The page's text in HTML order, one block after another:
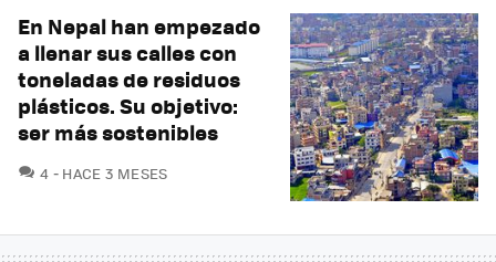
En Nepal han empezado
a llenar sus calles con
toneladas de residuos
plásticos. Su objetivo:
ser más sostenibles
4 COMENTARIOS
HACE 3 MESES